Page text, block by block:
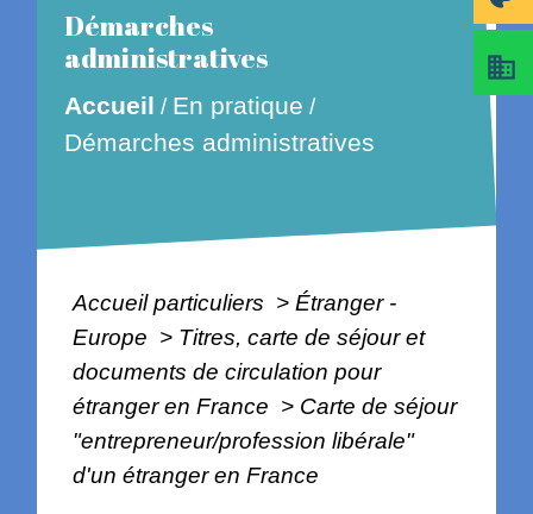
Démarches
administratives
Accueil / En pratique /
Démarches administratives
Accueil particuliers > Étranger -
Europe > Titres, carte de séjour et
documents de circulation pour
étranger en France > Carte de séjour
"entrepreneur/profession libérale"
d'un étranger en France
business